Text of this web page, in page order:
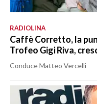
RADIOLINA
Caffè Corretto, la
Trofeo Gigi Riva,
Conduce Matteo Vercelli